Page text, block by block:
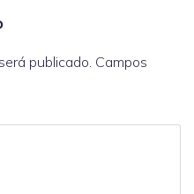
publicado. Campos